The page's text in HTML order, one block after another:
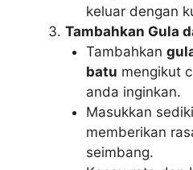
keluar dengan
Tambahkan Gula
Tambahkan
batu mengikut
anda inginkan.
Masukkan
memberikan
seimbang.